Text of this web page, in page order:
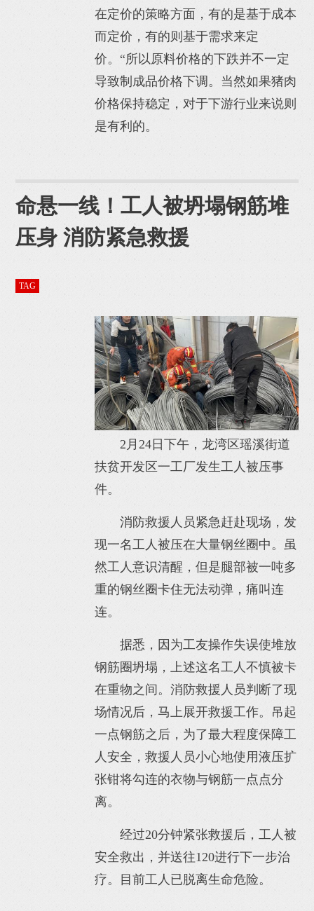
在定价的策略方面，有的是基于成本
而定价，有的则基于需求来定
价。“所以原料价格的下跌并不一定
导致制成品价格下调。当然如果猪肉
价格保持稳定，对于下游行业来说则
是有利的。
命悬一线！工人被坍塌钢筋堆
压身 消防紧急救援
TAG
2月24日下午，龙湾区瑶溪街道
扶贫开发区一工厂发生工人被压事
件。
消防救援人员紧急赶赴现场，发
现一名工人被压在大量钢丝圈中。虽
然工人意识清醒，但是腿部被一吨多
重的钢丝圈卡住无法动弹，痛叫连
连。
据悉，因为工友操作失误使堆放
钢筋圈坍塌，上述这名工人不慎被卡
在重物之间。消防救援人员判断了现
场情况后，马上展开救援工作。吊起
一点钢筋之后，为了最大程度保障工
人安全，救援人员小心地使用液压扩
张钳将勾连的衣物与钢筋一点点分
离。
经过20分钟紧张救援后，工人被
安全救出，并送往120进行下一步治
疗。目前工人已脱离生命危险。